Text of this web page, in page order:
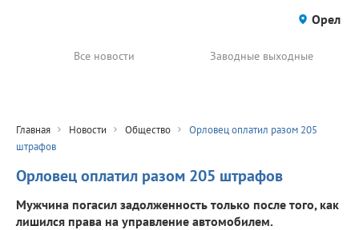
Орел
Все новости Заводные выходные
Главная Новости Общество
Орловец оплатил разом 205
штрафов
Орловец оплатил разом 205 штрафов
Мужчина погасил задолженность только после того, как
лишился права на управление автомобилем.